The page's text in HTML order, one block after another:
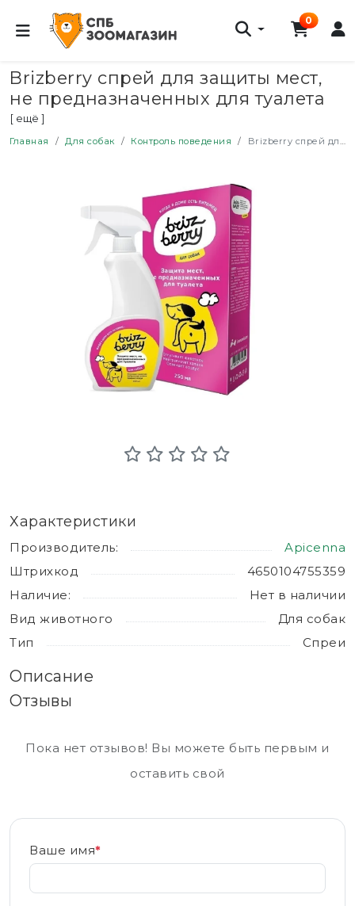
0
Brizberry спрей для защиты мест,
не предназначенных для туалета
собак - 250 мл
[ ещё ]
Главная Для собак Контроль поведения Brizberry спрей для защиты мест, не предназначенных для туалета собак - 250 мл
Характеристики
Производитель:
Apicenna
Штрихкод
4650104755359
Наличие:
Нет в наличии
Вид животного
Для собак
Тип
Спреи
Описание
Отзывы
Пока нет отзывов! Вы можете быть первым и
оставить свой
Ваше имя*